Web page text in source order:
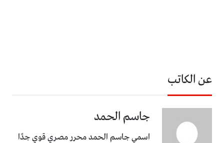
عن الكاتب
جاسم الحمد
اسمي جاسم الحمد محرر مصري قوي جدًا